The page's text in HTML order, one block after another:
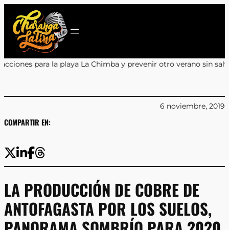
contenido
La Chimba y prevenir otro verano sin salvavidas•Encuentro y
COMPARTIR EN:
6 noviembre, 2019
LA PRODUCCIÓN DE COBRE DE
ANTOFAGASTA POR LOS SUELOS,